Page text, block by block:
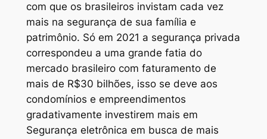
com que os brasileiros invistam cada vez
mais na segurança de sua família e
patrimônio. Só em 2021 a segurança privada
correspondeu a uma grande fatia do
mercado brasileiro com faturamento de
mais de R$30 bilhões, isso se deve aos
condomínios e empreendimentos
gradativamente investirem mais em
Segurança eletrônica em busca de mais